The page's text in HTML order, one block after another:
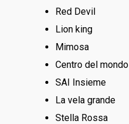
Red Devil
Lion king
Mimosa
Centro del mondo
SAI Insieme
La vela grande
Stella Rossa